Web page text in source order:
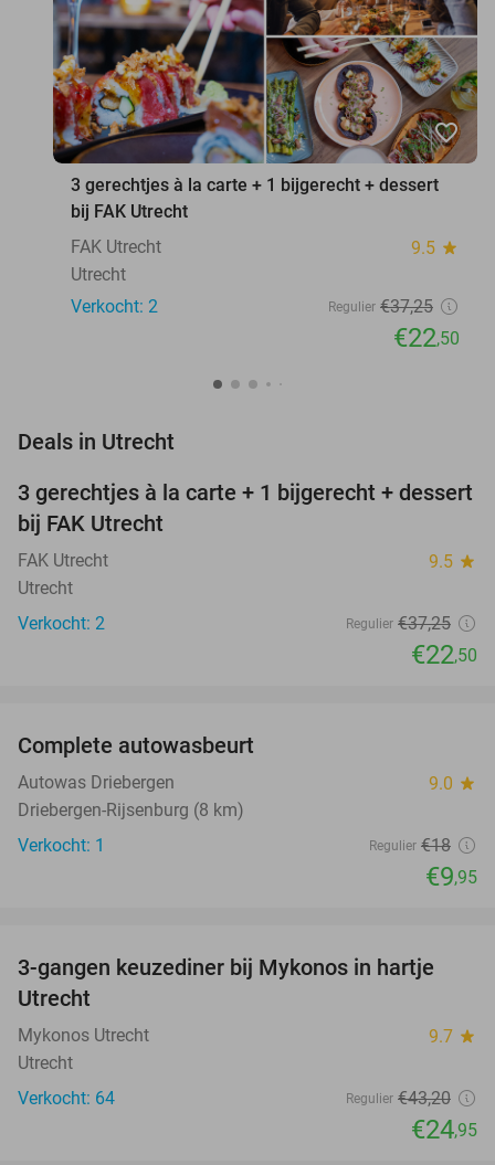
favorite_border
3 gerechtjes à la carte + 1 bijgerecht + dessert
bij FAK Utrecht
FAK Utrecht
9.5 star
Utrecht
Verkocht: 2
Regulier €37,25
€22,50
Deals in Utrecht
40%
TODAY
3 gerechtjes à la carte + 1 bijgerecht + dessert
bij FAK Utrecht
FAK Utrecht 9.5 star
Utrecht
Verkocht: 2
Regulier €37,25
€22,50
NEW
TODAY
Complete autowasbeurt
Autowas Driebergen 9.0 star
Driebergen-Rijsenburg (8 km)
Verkocht: 1
Regulier €18
€9,95
42%
3-gangen keuzediner bij Mykonos in hartje
Utrecht
Mykonos Utrecht 9.7 star
Utrecht
Verkocht: 64
Regulier €43,20
€24,95